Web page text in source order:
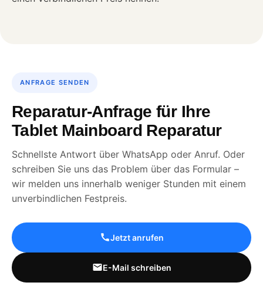
ANFRAGE SENDEN
Reparatur-Anfrage für Ihre
Tablet Mainboard Reparatur
Schnellste Antwort über WhatsApp oder Anruf. Oder
schreiben Sie uns das Problem über das Formular –
wir melden uns innerhalb weniger Stunden mit einem
unverbindlichen Festpreis.
Jetzt anrufen
E-Mail schreiben